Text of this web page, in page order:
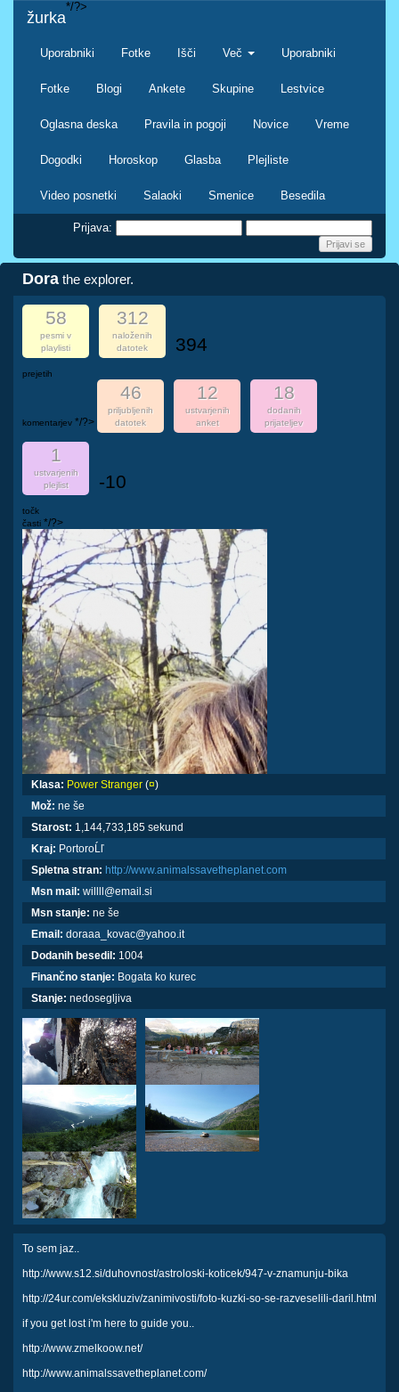
žurka
Uporabniki Fotke Išči Več Uporabniki
Fotke Blogi Ankete Skupine Lestvice
Oglasna deska Pravila in pogoji Novice Vreme
Dogodki Horoskop Glasba Plejliste
Video posnetki Salaoki Smenice Besedila
*/?>
Prijava:
Dora the explorer.
58
pesmi v
playlisti
312
naloženih
datotek
394
prejetih
komentarjev */?>
46
priljubljenih
datotek
12
ustvarjenih
anket
18
dodanih
prijateljev
1
ustvarjenih
plejlist
-10
točk
časti */?>
Klasa: Power Stranger (¤)
Mož: ne še
Starost: 1,144,733,185 sekund
Kraj: PortoroĹľ
Spletna stran: http://www.animalssavetheplanet.com
Msn mail: willll@email.si
Msn stanje: ne še
Email: doraaa_kovac@yahoo.it
Dodanih besedil: 1004
Finančno stanje: Bogata ko kurec
Stanje: nedosegljiva
To sem jaz..
http://www.s12.si/duhovnost/astroloski-koticek/947-v-znamunju-bika
http://24ur.com/ekskluziv/zanimivosti/foto-kuzki-so-se-razveselili-daril.html
if you get lost i'm here to guide you..
http://www.zmelkoow.net/
http://www.animalssavetheplanet.com/